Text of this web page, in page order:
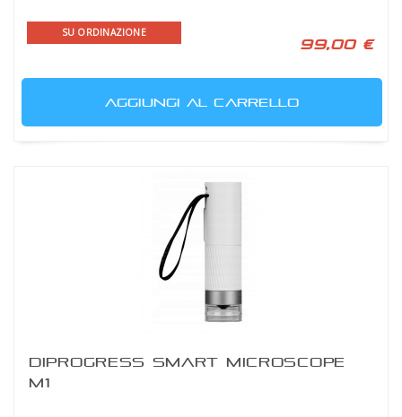
SU ORDINAZIONE
99,00 €
AGGIUNGI AL CARRELLO
DIPROGRESS SMART MICROSCOPE
M1